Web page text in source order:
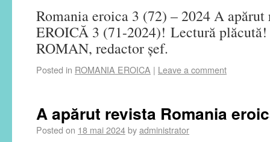
Romania eroica 3 (72) – 2024 A
EROICĂ 3 (71-2024)! Lectură
ROMAN, redactor șef.
Posted in ROMANIA EROICA | Leave a comment
A apărut revista Romania
Posted on 18 mai 2024byadministrator